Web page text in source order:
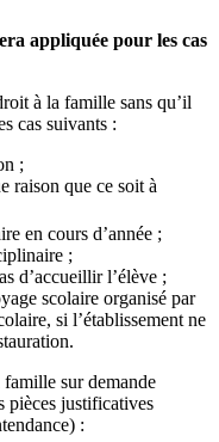
appliquée pour les cas
à la famille sans qu’il
cas suivants :
;
raison que ce soit à
en cours d’année ;
;
d’accueillir l’élève ;
scolaire organisé par
si l’établissement ne
famille sur demande
pièces justificatives
: